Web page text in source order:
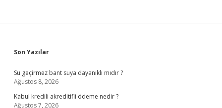
Sidebar
Son Yazılar
Su geçirmez bant suya dayanıklı mıdır ?
Ağustos 8, 2026
Kabul kredili akreditifli ödeme nedir ?
Ağustos 7, 2026